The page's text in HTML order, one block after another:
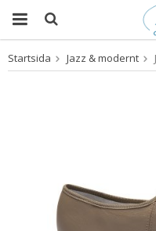
Produkten har
Startsida Jazz & modernt